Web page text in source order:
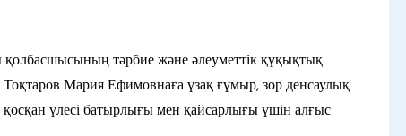
тәрбие және әлеуметтік құқықтық
Мария Ефимовнаға ұзақ ғұмыр, зор денсаулық
үлесі батырлығы мен қайсарлығы үшін алғыс